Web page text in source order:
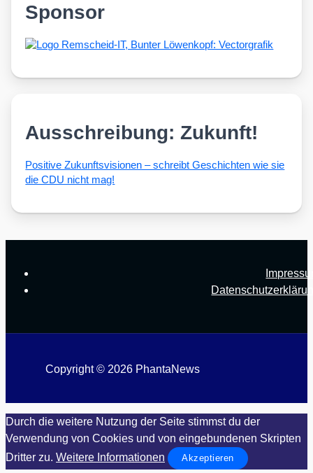
Sponsor
Ausschreibung: Zukunft!
Posi­ti­ve Zukunfts­vi­sio­nen – schreibt Geschich­ten wie sie
die CDU nicht mag!
Copyright © 2026 PhantaNews
Durch die weitere Nutzung der Seite stimmst du der
Verwendung von Cookies und von eingebundenen Skripten
Dritter zu. Weitere Informationen Akzeptieren